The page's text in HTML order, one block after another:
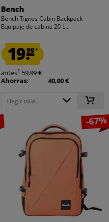
Bench
Bench Tignes Cabin Backpack
Equipaje de cabina 20 L...
19.99*
antes1 59,99 €
Ahorras:
40,00 €
Elegir talla...
-67%